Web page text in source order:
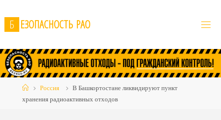
to
content
Б ЕЗОПАСНОСТЬ РАО
HomeРоссия
В Башкортостане ликвидируют пункт
хранения радиоактивных отходов